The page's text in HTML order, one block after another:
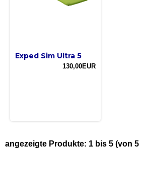
Exped Sim Ultra 5
130,00EUR
angezeigte Produkte: 1 bis 5 (von 5